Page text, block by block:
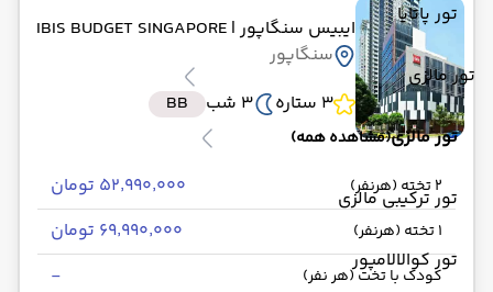
تور پاتایا
تور مالزی
تور مالزی(مشاهده همه)
تور ترکیبی مالزی
تور کوالالامپور
ایبیس سنگاپور| IBIS BUDGET SINGAPORE
سنگاپور
3 ستاره
3 شب BB
2 تخته (هرنفر) ۵۲٬۹۹۰٬۰۰۰ تومان
1 تخته (هرنفر) ۶۹٬۹۹۰٬۰۰۰ تومان
کودک با تخت (هر نفر) -